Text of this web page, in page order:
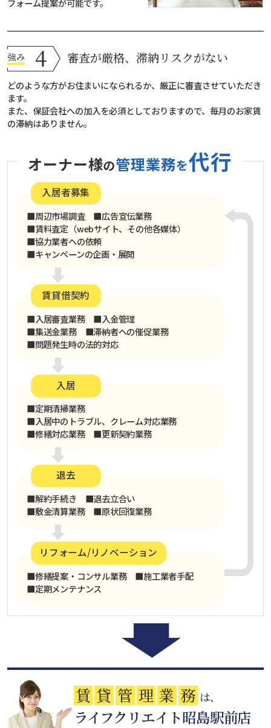
審査が厳格、滞納リスクがない
どのような方がお住まいになられるか、厳正に審査させていただき
ます。
また、保証会社への加入を必須としておりますので、毎月のお家賃
の滞納はありません。
オーナー様の管理業務を代行
入居者募集
■周辺市場調査 ■広告宣伝業務
■賃料査定（webサイト、その他各媒体）
■協力業者への依頼
■キャンペーンの企画・展開
賃貸借契約
■入居審査業務 ■入金管理
■集送金業務 ■滞納者への催促業務
■問題発生時の法的対応
入居
■定期清掃業務
■入居中のトラブル、クレーム対応業務
■修繕対応業務 ■更新契約業務
退去
■解約手続き ■退去立合い
■敷金清算業務 ■原状回復業務
リフォーム/リノベーション
■修繕提案・コンサル業務 ■施工業者手配
■定期メンテナンス
賃 貸 管 理 業 務 は、
ライフクリエイト昭島駅前店